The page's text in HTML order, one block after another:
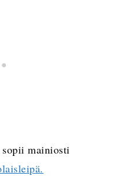
mainiosti